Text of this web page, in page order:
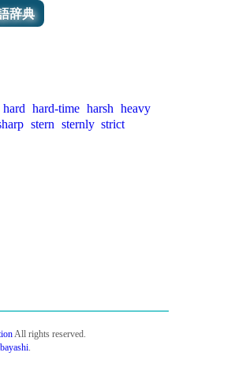
辞典
hard hard-time harsh heavy
stern sternly strict
All rights reserved.
.